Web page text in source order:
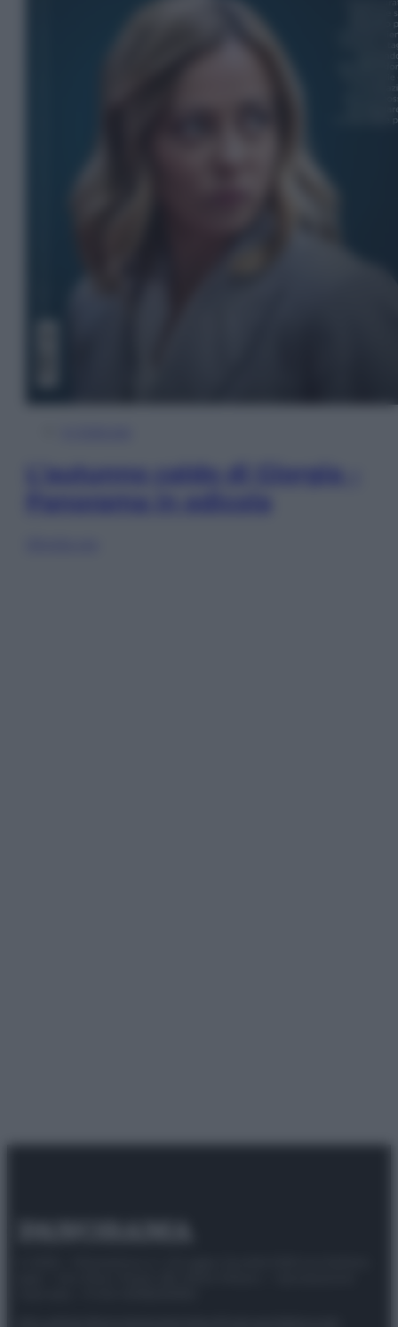
L’autunno caldo di Giorgia –